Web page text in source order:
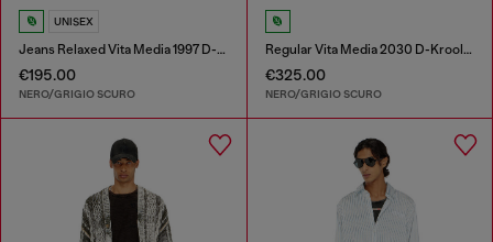
UNISEX
Jeans Relaxed Vita Media 1997 D-Enim-M
€195.00
NERO/GRIGIO SCURO
Regular Vita Media 2030 D-Krooley Joggjeans®
€325.00
NERO/GRIGIO SCURO